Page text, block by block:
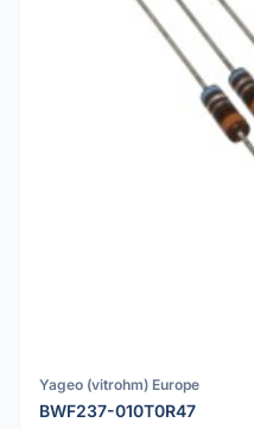
Yageo (vitrohm) Europe
BWF237-010T0R47